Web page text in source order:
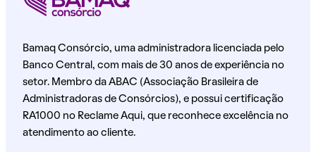
Bamaq Consórcio, uma administradora licenciada pelo
Banco Central, com mais de 30 anos de experiência no
setor. Membro da ABAC (Associação Brasileira de
Administradoras de Consórcios), e possui certificação
RA1000 no Reclame Aqui, que reconhece excelência no
atendimento ao cliente.